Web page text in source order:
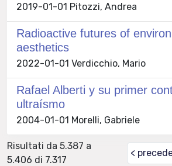
2019-01-01 Pitozzi, Andrea
Radioactive futures of
aesthetics
2022-01-01 Verdicchio, Mario
Rafael Alberti y su primer
ultraísmo
2004-01-01 Morelli, Gabriele
Risultati da 5.387 a
5.406 di 7.317
<